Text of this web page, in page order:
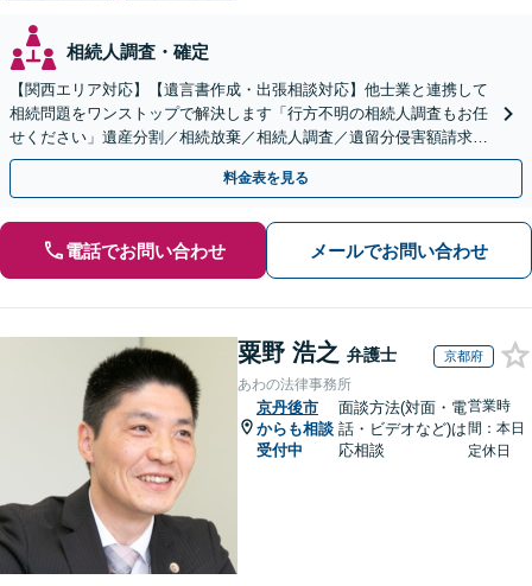
相続人調査・確定
【関西エリア対応】【遺言書作成・出張相談対応】他士業と連携して
相続問題をワンストップで解決します「行方不明の相続人調査もお任
せください」遺産分割／相続放棄／相続人調査／遺留分侵害額請求／
登記など【休日・夜間面談可】【分割払い対応】
料金表を見る
電話でお問い合わせ メールでお問い合わせ
粟野 浩之 弁護士 京都府
あわの法律事務所
京丹後市
からも相談
受付中
面談方法(対面・電
話・ビデオなど)は
応相談
営業時
間：本日
定休日